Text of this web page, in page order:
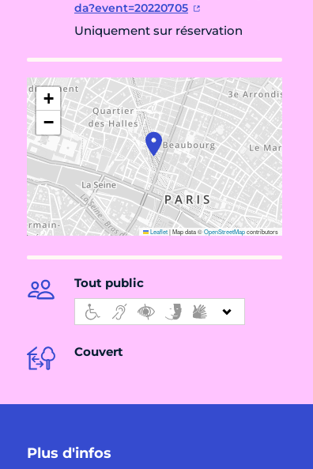
da?event=20220705
Uniquement sur réservation
+
−
Leaflet|Map data ©OpenStreetMapcontributors
Tout public
Couvert
Plus d'infos